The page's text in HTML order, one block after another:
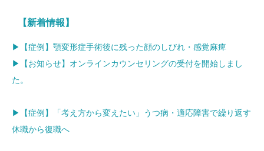
【新着情報】
▶【症例】顎変形症手術後に残った顔のしびれ・感覚麻痺
▶【お知らせ】オンラインカウンセリングの受付を開始しまし
た。
▶【症例】「考え方から変えたい」うつ病・適応障害で繰り返す
休職から復職へ